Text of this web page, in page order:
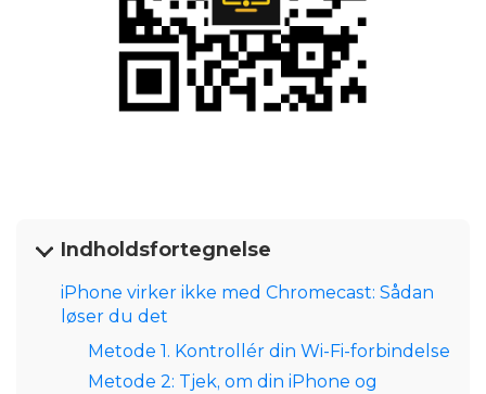
Indholdsfortegnelse
iPhone virker ikke med Chromecast: Sådan
løser du det
Metode 1. Kontrollér din Wi-Fi-forbindelse
Metode 2: Tjek, om din iPhone og